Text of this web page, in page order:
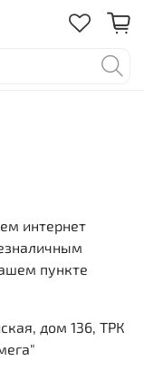
интернет
пункте
дом 136, ТРК